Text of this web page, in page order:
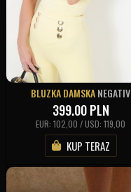
BLUZKA DAMSKANEGATIV
399.00PLN
EUR: 102,00 / USD: 119,00
KUP TERAZ